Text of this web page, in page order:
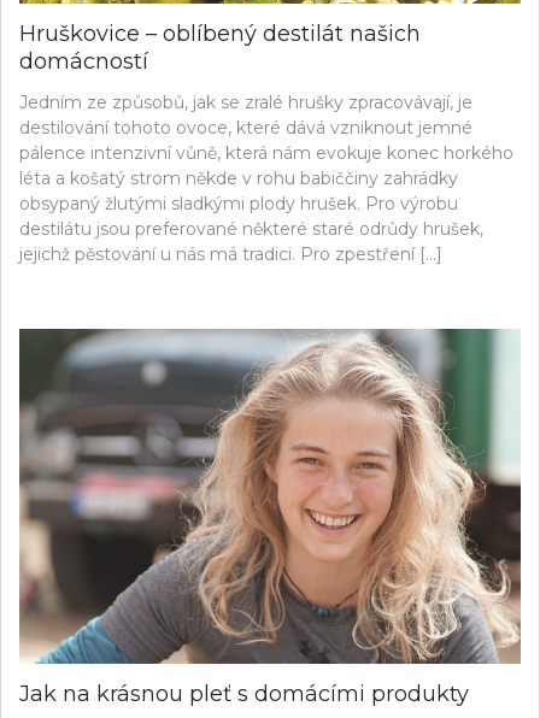
Hruškovice – oblíbený destilát našich
domácností
Jedním ze způsobů, jak se zralé hrušky zpracovávají, je
destilování tohoto ovoce, které dává vzniknout jemné
pálence intenzivní vůně, která nám evokuje konec horkého
léta a košatý strom někde v rohu babiččiny zahrádky
obsypaný žlutými sladkými plody hrušek. Pro výrobu
destilátu jsou preferované některé staré odrůdy hrušek,
jejichž pěstování u nás má tradici. Pro zpestření […]
Jak na krásnou pleť s domácími produkty